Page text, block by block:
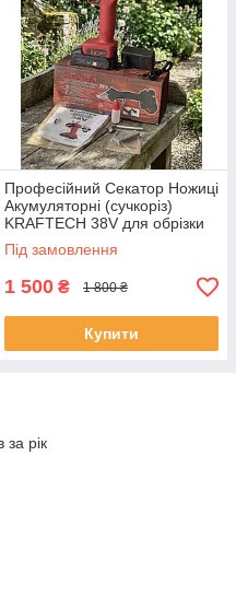
Професійний Секатор Ножиці
Акумуляторні (сучкоріз)
KRAFTECH 38V для обрізки
гілок дерев, кущів
Під замовлення
1 500 ₴ 1 800 ₴
Купити
за рік